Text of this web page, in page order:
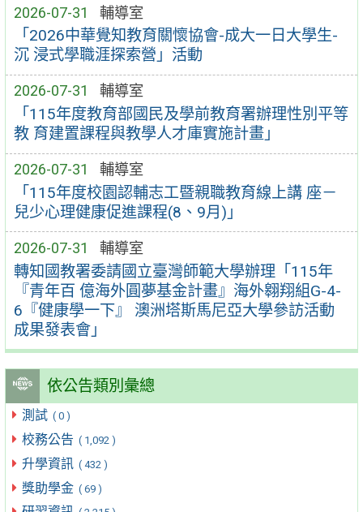
2026-07-31 輔導室
「2026中華覺知教育關懷協會-成大一日大學生-
沉 浸式學職涯探索營」活動
2026-07-31 輔導室
「115年度教育部國民及學前教育署辦理性別平等
教 育建置課程與教學人才庫實施計畫」
2026-07-31 輔導室
「115年度校園認輔志工暨親職教育線上講 座－
兒少心理健康促進課程(8、9月)」
2026-07-31 輔導室
轉知國教署委請國立臺灣師範大學辦理「115年
『青年百 億海外圓夢基金計畫』海外翱翔組G-4-
6『健康學一下』 澳洲塔斯馬尼亞大學參訪活動
成果發表會」
依公告類別彙總
測試 ( 0 )
校務公告 ( 1,092 )
升學資訊 ( 432 )
獎助學金 ( 69 )